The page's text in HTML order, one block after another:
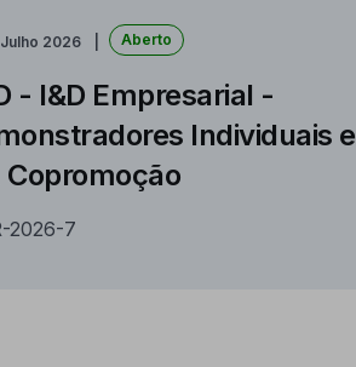
2026 Aberto
- I&D Empresarial -
Individuais e
Copromoção
2026-7